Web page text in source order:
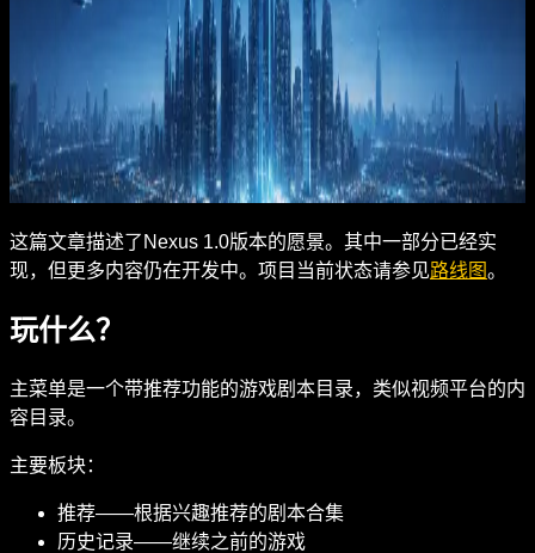
这篇文章描述了Nexus 1.0版本的愿景。其中一部分已经实
现，但更多内容仍在开发中。项目当前状态请参见路线图。
玩什么？
主菜单是一个带推荐功能的游戏剧本目录，类似视频平台的内
容目录。
主要板块：
推荐——根据兴趣推荐的剧本合集
历史记录——继续之前的游戏